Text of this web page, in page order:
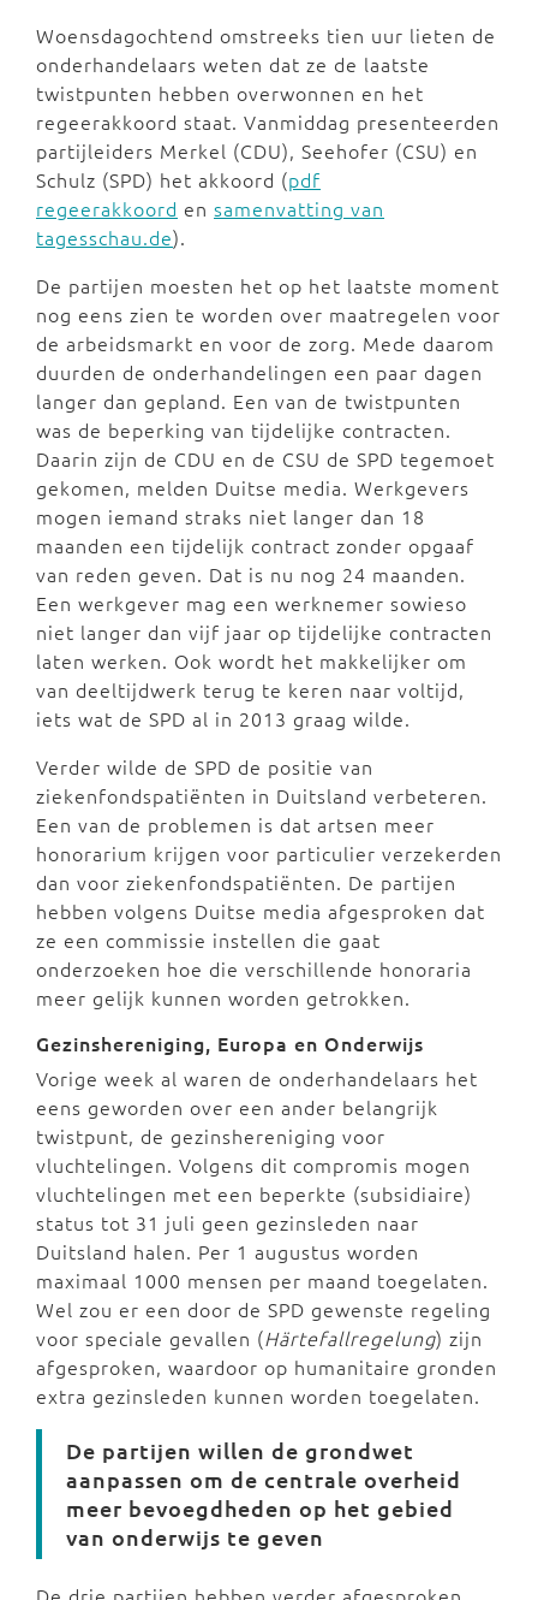
Woensdagochtend omstreeks tien uur lieten de
onderhandelaars weten dat ze de laatste
twistpunten hebben overwonnen en het
regeerakkoord staat. Vanmiddag presenteerden
partijleiders Merkel (CDU), Seehofer (CSU) en
Schulz (SPD) het akkoord (pdf
regeerakkoord en samenvatting van
tagesschau.de).
De partijen moesten het op het laatste moment
nog eens zien te worden over maatregelen voor
de arbeidsmarkt en voor de zorg. Mede daarom
duurden de onderhandelingen een paar dagen
langer dan gepland. Een van de twistpunten
was de beperking van tijdelijke contracten.
Daarin zijn de CDU en de CSU de SPD tegemoet
gekomen, melden Duitse media. Werkgevers
mogen iemand straks niet langer dan 18
maanden een tijdelijk contract zonder opgaaf
van reden geven. Dat is nu nog 24 maanden.
Een werkgever mag een werknemer sowieso
niet langer dan vijf jaar op tijdelijke contracten
laten werken. Ook wordt het makkelijker om
van deeltijdwerk terug te keren naar voltijd,
iets wat de SPD al in 2013 graag wilde.
Verder wilde de SPD de positie van
ziekenfondspatiënten in Duitsland verbeteren.
Een van de problemen is dat artsen meer
honorarium krijgen voor particulier verzekerden
dan voor ziekenfondspatiënten. De partijen
hebben volgens Duitse media afgesproken dat
ze een commissie instellen die gaat
onderzoeken hoe die verschillende honoraria
meer gelijk kunnen worden getrokken.
Gezinshereniging, Europa en Onderwijs
Vorige week al waren de onderhandelaars het
eens geworden over een ander belangrijk
twistpunt, de gezinshereniging voor
vluchtelingen. Volgens dit compromis mogen
vluchtelingen met een beperkte (subsidiaire)
status tot 31 juli geen gezinsleden naar
Duitsland halen. Per 1 augustus worden
maximaal 1000 mensen per maand toegelaten.
Wel zou er een door de SPD gewenste regeling
voor speciale gevallen (Härtefallregelung) zijn
afgesproken, waardoor op humanitaire gronden
extra gezinsleden kunnen worden toegelaten.
De partijen willen de grondwet
aanpassen om de centrale overheid
meer bevoegdheden op het gebied
van onderwijs te geven